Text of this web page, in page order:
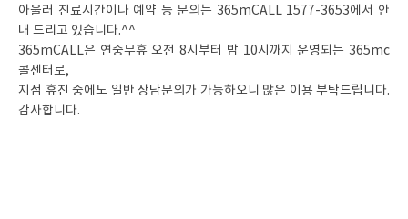
아울러 진료시간이나 예약 등 문의는 365mCALL 1577-3653에서 안
내 드리고 있습니다.^^
365mCALL은 연중무휴 오전 8시부터 밤 10시까지 운영되는 365mc
콜센터로,
지점 휴진 중에도 일반 상담문의가 가능하오니 많은 이용 부탁드립니다.
감사합니다.